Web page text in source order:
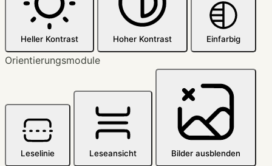
Heller Kontrast Hoher Kontrast Einfarbig
Orientierungsmodule
Leselinie Leseansicht Bilder ausblenden